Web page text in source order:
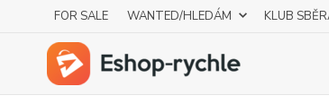
FOR SALE WANTED/HLEDÁM KLUB